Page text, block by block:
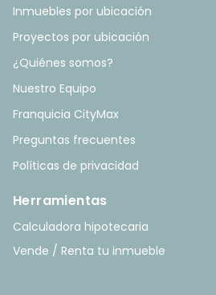
Inmuebles por ubicación
Proyectos por ubicación
¿Quiénes somos?
Nuestro Equipo
Franquicia CityMax
Preguntas frecuentes
Políticas de privacidad
Herramientas
Calculadora hipotecaria
Vende / Renta tu inmueble